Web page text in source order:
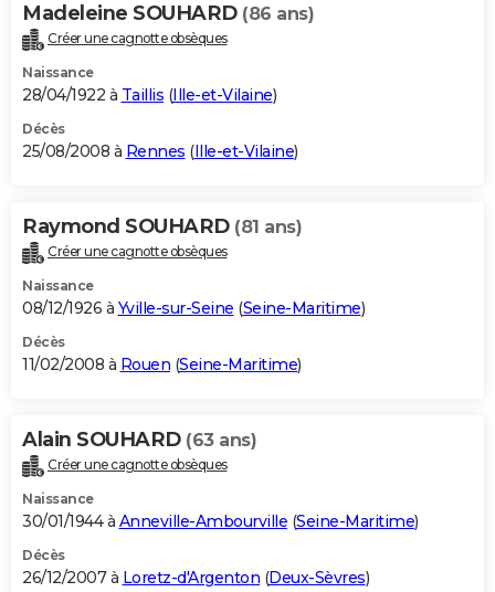
Madeleine SOUHARD (86 ans)
Créer une cagnotte obsèques
Naissance
28/04/1922 à Taillis (Ille-et-Vilaine)
Décès
25/08/2008 à Rennes (Ille-et-Vilaine)
Raymond SOUHARD (81 ans)
Créer une cagnotte obsèques
Naissance
08/12/1926 à Yville-sur-Seine (Seine-Maritime)
Décès
11/02/2008 à Rouen (Seine-Maritime)
Alain SOUHARD (63 ans)
Créer une cagnotte obsèques
Naissance
30/01/1944 à Anneville-Ambourville (Seine-Maritime)
Décès
26/12/2007 à Loretz-d'Argenton (Deux-Sèvres)